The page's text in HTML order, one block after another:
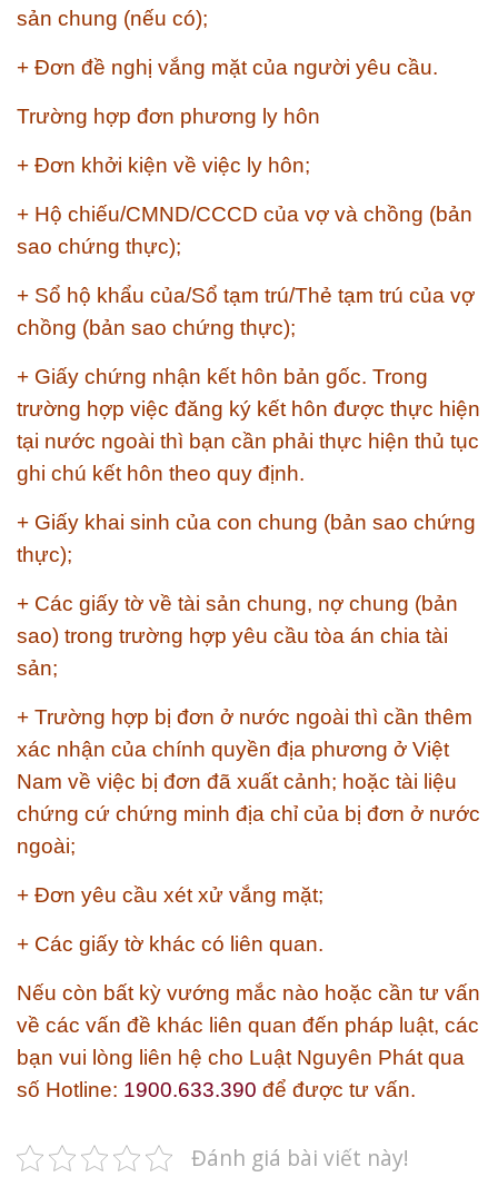
sản chung (nếu có);
+ Đơn đề nghị vắng mặt của người yêu cầu.
Trường hợp đơn phương ly hôn
+ Đơn khởi kiện về việc ly hôn;
+ Hộ chiếu/CMND/CCCD của vợ và chồng (bản
sao chứng thực);
+ Sổ hộ khẩu của/Sổ tạm trú/Thẻ tạm trú của vợ
chồng (bản sao chứng thực);
+ Giấy chứng nhận kết hôn bản gốc. Trong
trường hợp việc đăng ký kết hôn được thực hiện
tại nước ngoài thì bạn cần phải thực hiện thủ tục
ghi chú kết hôn theo quy định.
+ Giấy khai sinh của con chung (bản sao chứng
thực);
+ Các giấy tờ về tài sản chung, nợ chung (bản
sao) trong trường hợp yêu cầu tòa án chia tài
sản;
+ Trường hợp bị đơn ở nước ngoài thì cần thêm
xác nhận của chính quyền địa phương ở Việt
Nam về việc bị đơn đã xuất cảnh; hoặc tài liệu
chứng cứ chứng minh địa chỉ của bị đơn ở nước
ngoài;
+ Đơn yêu cầu xét xử vắng mặt;
+ Các giấy tờ khác có liên quan.
Nếu còn bất kỳ vướng mắc nào hoặc cần tư vấn
về các vấn đề khác liên quan đến pháp luật, các
bạn vui lòng liên hệ cho Luật Nguyên Phát qua
số Hotline: 1900.633.390 để được tư vấn.
Đánh giá bài viết này!